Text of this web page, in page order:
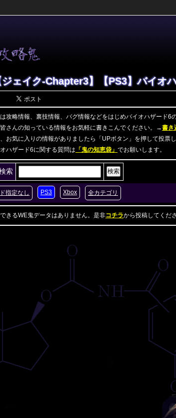
ジェイク-Chapter3】【PS3】バイオ
攻略情報、裏技情報、バグ情報などをはじめバイオハザード6
さんの知っている情報をお気軽に書きこんでください。→書き
お気に入りの情報がありましたら「UPボタン」を押して投票し
ハザード6に関する質問は 「鬼の知恵袋」 でお願いします。
索
指定なし PS3 Xbox 全カテゴリ
きるWE鬼データはありません。是非コチラから投稿してくだ